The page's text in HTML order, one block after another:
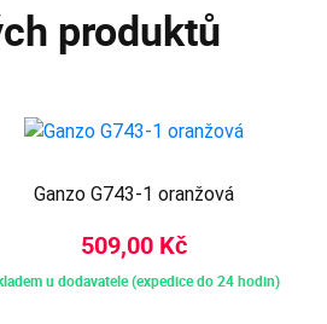
produktů
Ganzo G743-1 oranžová
509,00 Kč
u dodavatele (expedice do 24 hodin)